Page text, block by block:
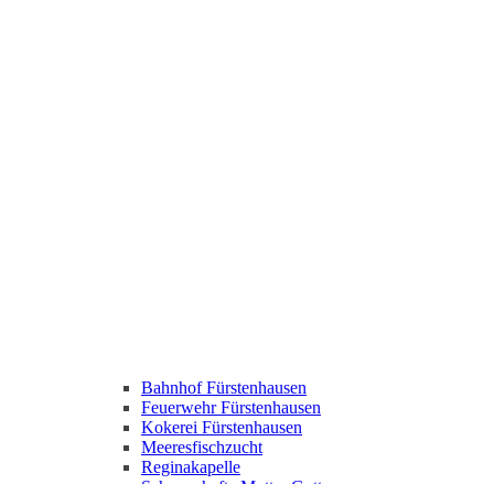
Bahnhof Fürstenhausen
Feuerwehr Fürstenhausen
Kokerei Fürstenhausen
Meeresfischzucht
Reginakapelle